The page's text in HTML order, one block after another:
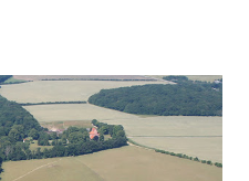
af Hald Ege Samlingen,
viden om området.
og naturskoleleder